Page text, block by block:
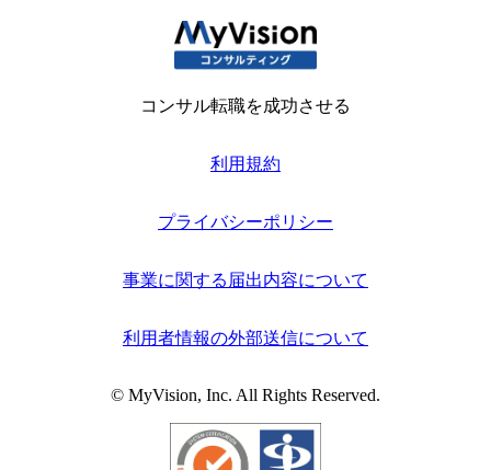
コンサル転職を成功させる
利用規約
プライバシーポリシー
事業に関する届出内容について
利用者情報の外部送信について
© MyVision, Inc. All Rights Reserved.